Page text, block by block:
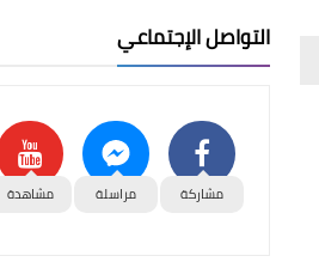
التواصل الإجتماعي
مشاركة مراسلة مشاهدة